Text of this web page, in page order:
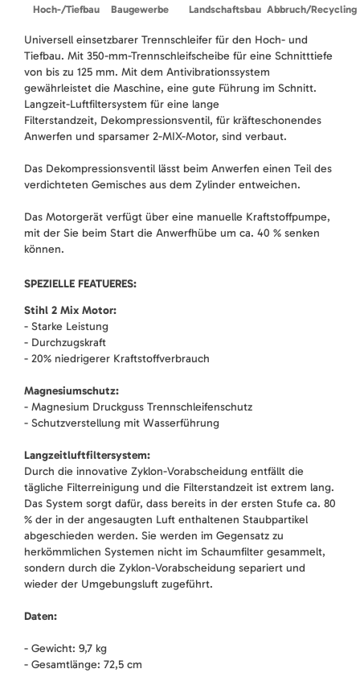
Hoch-/Tiefbau Baugewerbe Landschaftsbau Abbruch/Recycling
Universell einsetzbarer Trennschleifer für den Hoch- und
Tiefbau. Mit 350-mm-Trennschleifscheibe für eine Schnitttiefe
von bis zu 125 mm. Mit dem Antivibrationssystem
gewährleistet die Maschine, eine gute Führung im Schnitt.
Langzeit-Luftfiltersystem für eine lange
Filterstandzeit, Dekompressionsventil, für kräfteschonendes
Anwerfen und sparsamer 2-MIX-Motor, sind verbaut.
Das Dekompressionsventil lässt beim Anwerfen einen Teil des
verdichteten Gemisches aus dem Zylinder entweichen.
Das Motorgerät verfügt über eine manuelle Kraftstoffpumpe,
mit der Sie beim Start die Anwerfhübe um ca. 40 % senken
können.
SPEZIELLE FEATUERES:
Stihl 2 Mix Motor:
- Starke Leistung
- Durchzugskraft
- 20% niedrigerer Kraftstoffverbrauch
Magnesiumschutz:
- Magnesium Druckguss Trennschleifenschutz
- Schutzverstellung mit Wasserführung
Langzeitluftfiltersystem:
Durch die innovative Zyklon-Vorabscheidung entfällt die
tägliche Filterreinigung und die Filterstandzeit ist extrem lang.
Das System sorgt dafür, dass bereits in der ersten Stufe ca. 80
% der in der angesaugten Luft enthaltenen Staubpartikel
abgeschieden werden. Sie werden im Gegensatz zu
herkömmlichen Systemen nicht im Schaumfilter gesammelt,
sondern durch die Zyklon-Vorabscheidung separiert und
wieder der Umgebungsluft zugeführt.
Daten:
- Gewicht: 9,7 kg
- Gesamtlänge: 72,5 cm